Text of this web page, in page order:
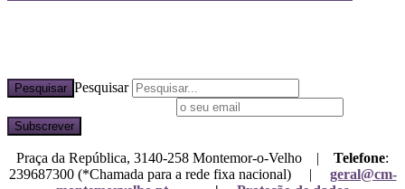
Pesquisar Pesquisar
Praça da República, 3140-258 Montemor-o-Velho | Telefone:
239687300 (*Chamada para a rede fixa nacional) | geral@cm-